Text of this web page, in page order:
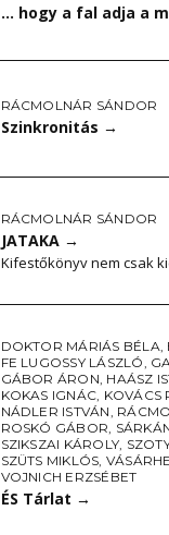
… hogy a fal adja a
RÁCMOLNÁR SÁNDOR
Szinkronitás →
RÁCMOLNÁR SÁNDOR
JATAKA →
Kifestőkönyv nem csak
DOKTOR MÁRIÁS BÉLA,
FE LUGOSSY LÁSZLÓ,
GÁBOR ÁRON, HAÁSZ
KOKAS IGNÁC, KOVÁCS
NÁDLER ISTVÁN,
ROSKÓ GÁBOR,
SZIKSZAI KÁROLY,
SZÜTS MIKLÓS,
VOJNICH ERZSÉBET
ÉS Tárlat →